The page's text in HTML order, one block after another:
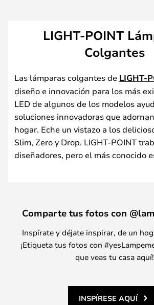
LIGHT-POINT
Colgantes
Las lámparas colgantes de LIGHT-
diseño e innovación para los más
LED de algunos de los modelos
soluciones innovadoras que
hogar. Eche un vistazo a los
Slim, Zero y Drop. LIGHT-POINT
diseñadores, pero el más conocido
Comparte tus fotos con
Inspírate y déjate inspirar, de un
¡Etiqueta tus fotos con
que veas tu casa aquí!
INSPÍRESE AQUÍ